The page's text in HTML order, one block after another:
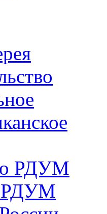
о РДУМ
РДУМ